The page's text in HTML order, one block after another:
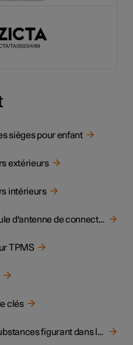
sièges pour enfant
extérieurs
intérieurs
Réceptions par type du module d'antenne de connectivité télématique
TPMS
clés
Informations relatives aux substances figurant dans la liste des substances candidates aux fins de l'article 33, paragraphe 1, du règlement REACH